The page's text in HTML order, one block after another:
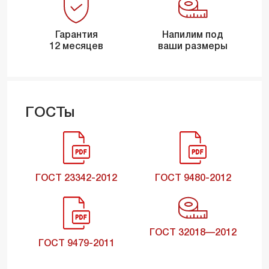
Гарантия
12 месяцев
Напилим под
ваши размеры
ГОСТы
ГОСТ 23342-2012 ГОСТ 9480-2012
ГОСТ 9479-2011
ГОСТ 32018—2012